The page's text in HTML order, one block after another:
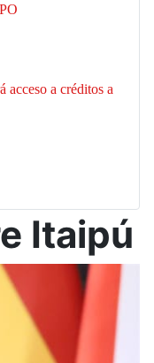
acceso a créditos a
Itaipú